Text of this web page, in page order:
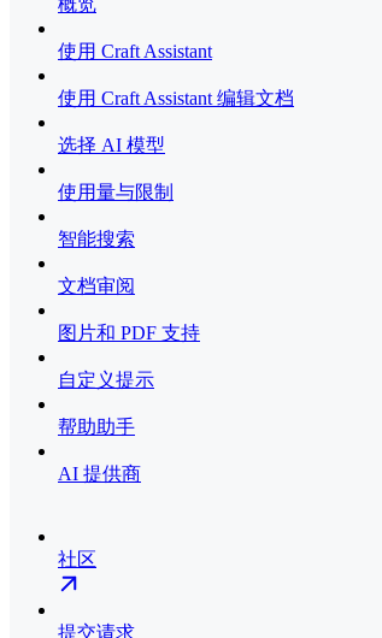
概览
使用 Craft Assistant
使用 Craft Assistant 编辑文档
选择 AI 模型
使用量与限制
智能搜索
文档审阅
图片和 PDF 支持
自定义提示
帮助助手
AI 提供商
社区
提交请求